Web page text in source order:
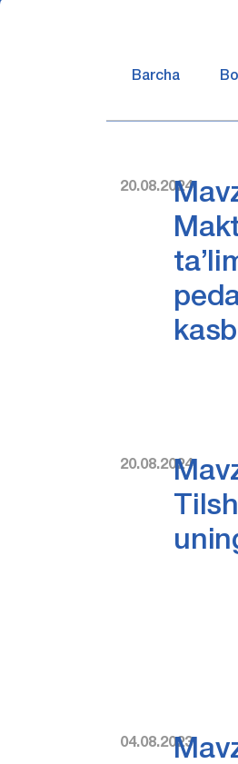
Barcha
20.08.2024
20.08.2024
04.08.2023